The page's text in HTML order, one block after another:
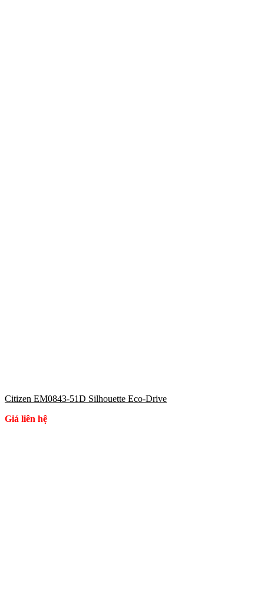
Citizen EM0843-51D Silhouette Eco-Drive
Giá liên hệ